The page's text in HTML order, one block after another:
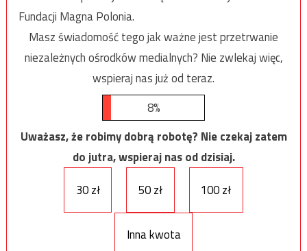
Fundacji Magna Polonia.
Masz świadomość tego jak ważne jest przetrwanie
niezależnych ośrodków medialnych? Nie zwlekaj więc,
wspieraj nas już od teraz.
8%
Uważasz, że robimy dobrą robotę? Nie czekaj zatem
do jutra, wspieraj nas od dzisiaj.
30 zł
50 zł 100 zł
Inna kwota